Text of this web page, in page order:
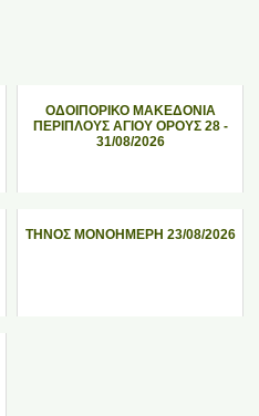
ΟΔΟΙΠΟΡΙΚΟ ΜΑΚΕΔΟΝΙΑ
ΠΕΡΙΠΛΟΥΣ ΑΓΙΟΥ ΟΡΟΥΣ 28 -
31/08/2026
ΤΗΝΟΣ ΜΟΝΟΗΜΕΡΗ 23/08/2026